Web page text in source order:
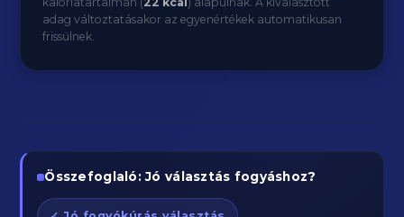
adag változtatásakor az egyenértékek automatikusan
frissülnek.
Összefoglaló: Jó választás fogyáshoz?